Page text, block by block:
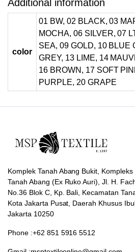
Additional information
color
01 BW, 02 BLACK, 03
MOCHA, 06 SILVER, 07
SEA, 09 GOLD, 10 BLUE
GREY, 13 LIME, 14
16 BROWN, 17 SOFT
PURPLE, 20 GRAPE
Komplek Tanah Abang Bukit, Kompleks
Tanah Abang (Ex Ruko Auri), Jl. H.
No.36 Blok C, Kp. Bali, Kecamatan
Kota Jakarta Pusat, Daerah Khusus
Jakarta 10250
Phone :+62 851 5916 5512